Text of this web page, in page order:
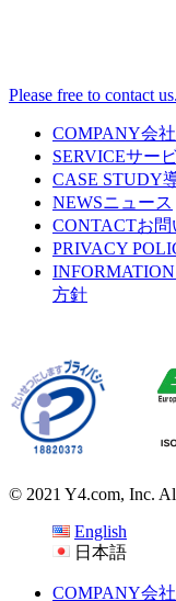
Please free to contact us.
COMPANY会
SERVICEサー
CASE STUDY
NEWSニュース
CONTACTお問
PRIVACY
方針
© 2021 Y4.com, Inc.
English
日本語
COMPANY会